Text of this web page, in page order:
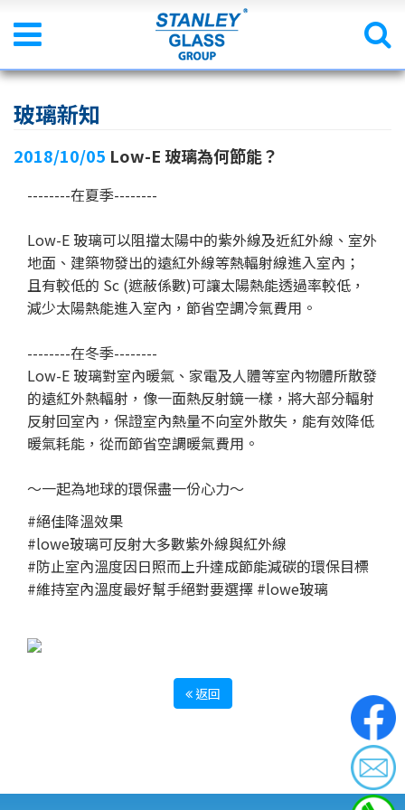
玻璃新知
2018/10/05 Low-E 玻璃為何節能？
--------在夏季--------
Low-E 玻璃可以阻擋太陽中的紫外線及近紅外線、室外
地面、建築物發出的遠紅外線等熱輻射線進入室內；
且有較低的 Sc (遮蔽係數)可讓太陽熱能透過率較低，
減少太陽熱能進入室內，節省空調冷氣費用。
--------在冬季--------
Low-E 玻璃對室內暖氣、家電及人體等室內物體所散發
的遠紅外熱輻射，像一面熱反射鏡一樣，將大部分輻射
反射回室內，保證室內熱量不向室外散失，能有效降低
暖氣耗能，從而節省空調暖氣費用。
～一起為地球的環保盡一份心力～
#絕佳降溫效果
#lowe玻璃可反射大多數紫外線與紅外線
#防止室內溫度因日照而上升達成節能減碳的環保目標
#維持室內溫度最好幫手絕對要選擇 #lowe玻璃
返回